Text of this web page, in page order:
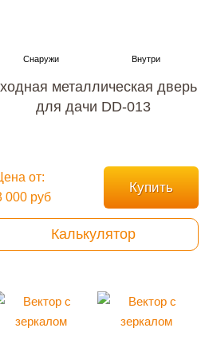
металлическая дверь
для дачи DD-013
от:
000 руб
Купить
Калькулятор